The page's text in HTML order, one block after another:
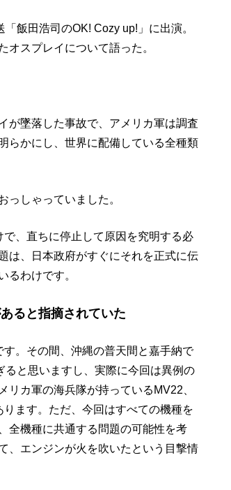
飯田浩司のOK! Cozy up!」に出演。
スプレイについて語った。
が墜落した事故で、アメリカ軍は調査
らかにし、世界に配備している全種類
っしゃっていました。
、直ちに停止して原因を究明する必
は、日本政府がすぐにそれを正式に伝
るわけです。
ると指摘されていた
。その間、沖縄の普天間と嘉手納で
と思いますし、実際に今回は異例の
カ軍の海兵隊が持っているMV22、
ます。ただ、今回はすべての機種を
全機種に共通する問題の可能性を考
、エンジンが火を吹いたという目撃情